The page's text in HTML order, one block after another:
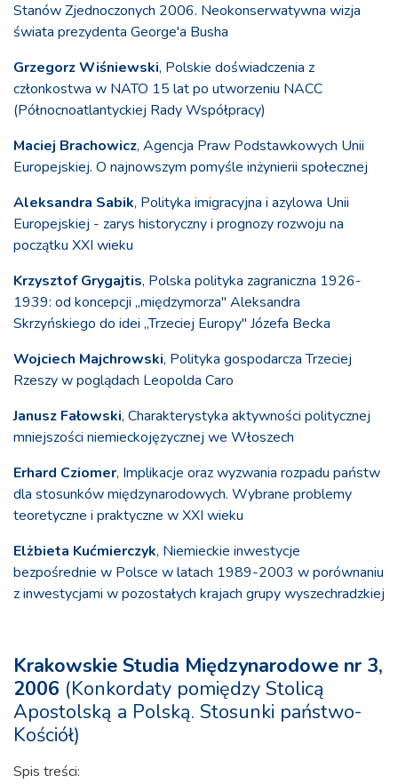
Stanów Zjednoczonych 2006. Neokonserwatywna wizja
świata prezydenta George'a Busha
Grzegorz Wiśniewski, Polskie doświadczenia z
członkostwa w NATO 15 lat po utworzeniu NACC
(Północnoatlantyckiej Rady Współpracy)
Maciej Brachowicz, Agencja Praw Podstawkowych Unii
Europejskiej. O najnowszym pomyśle inżynierii społecznej
Aleksandra Sabik, Polityka imigracyjna i azylowa Unii
Europejskiej - zarys historyczny i prognozy rozwoju na
początku XXI wieku
Krzysztof Grygajtis, Polska polityka zagraniczna 1926-
1939: od koncepcji „międzymorza" Aleksandra
Skrzyńskiego do idei „Trzeciej Europy" Józefa Becka
Wojciech Majchrowski, Polityka gospodarcza Trzeciej
Rzeszy w poglądach Leopolda Caro
Janusz Fałowski, Charakterystyka aktywności politycznej
mniejszości niemieckojęzycznej we Włoszech
Erhard Cziomer, Implikacje oraz wyzwania rozpadu państw
dla stosunków międzynarodowych. Wybrane problemy
teoretyczne i praktyczne w XXI wieku
Elżbieta Kućmierczyk, Niemieckie inwestycje
bezpośrednie w Polsce w latach 1989-2003 w porównaniu
z inwestycjami w pozostałych krajach grupy wyszechradzkiej
Krakowskie Studia Międzynarodowe nr 3,
2006 (Konkordaty pomiędzy Stolicą
Apostolską a Polską. Stosunki państwo-
Kościół)
Spis treści: